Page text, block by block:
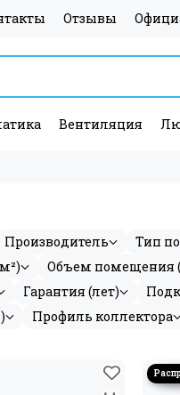
Отзывы
Вентиляция
Производитель Тип
Объем помещения
Гарантия (лет)
Профиль коллектора